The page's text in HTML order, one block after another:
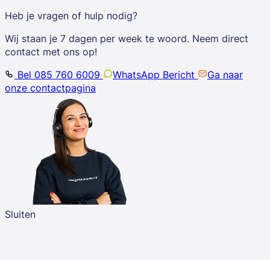
Heb je vragen of hulp nodig?
Wij staan je 7 dagen per week te woord. Neem direct
contact met ons op!
Bel 085 760 6009
WhatsApp Bericht
Ga naar
onze contactpagina
Sluiten